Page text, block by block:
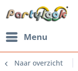
Menu
Naar overzicht